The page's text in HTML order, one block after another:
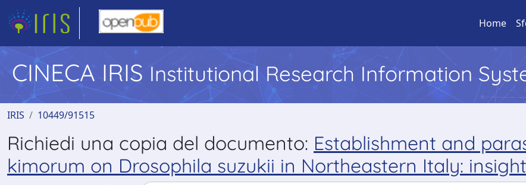
Home
CINECA IRIS Institutional Research Information
IRIS 10449/91515
Richiedi una copia del documento: Establishment and
kimorum on Drosophila suzukii in Northeastern Italy: